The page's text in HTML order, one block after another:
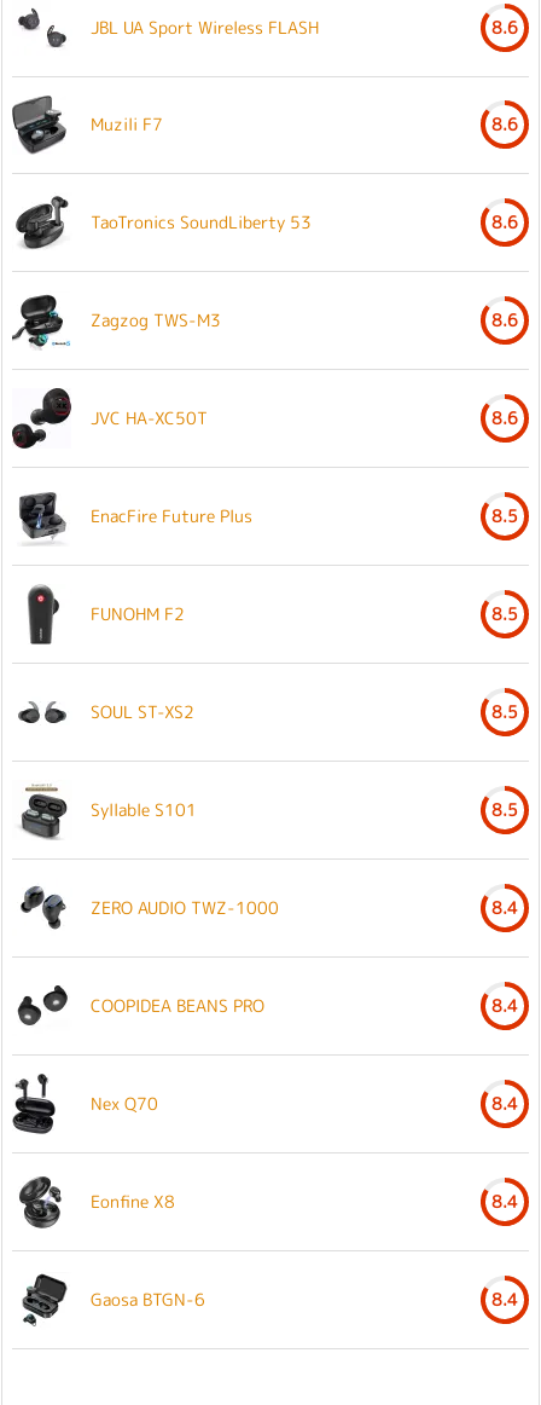
JBL UA Sport Wireless FLASH 8.6
Muzili F7 8.6
TaoTronics SoundLiberty 53 8.6
Zagzog TWS-M3 8.6
JVC HA-XC50T 8.6
EnacFire Future Plus 8.5
FUNOHM F2 8.5
SOUL ST-XS2 8.5
Syllable S101 8.5
ZERO AUDIO TWZ-1000 8.4
COOPIDEA BEANS PRO 8.4
Nex Q70 8.4
Eonfine X8 8.4
Gaosa BTGN-6 8.4